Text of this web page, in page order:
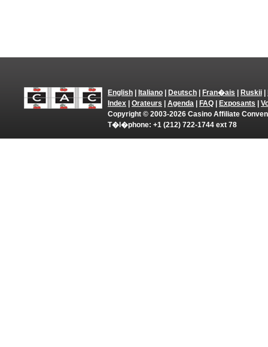
English Italiano Deutsch Fran�ais Ruskii
Index
Orateurs Agenda FAQ Exposants
Copyright © 2003-2026 Casino Affiliate
T�l�phone: +1 (212) 722-1744 ext 78